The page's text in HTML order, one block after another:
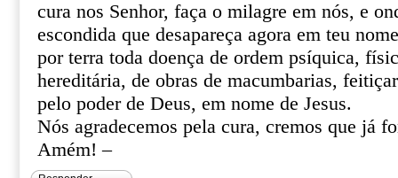
cura nos Senhor, faça o milagre em nós, e
escondida que desapareça agora em teu
por terra toda doença de ordem psíquica,
hereditária, de obras de macumbarias,
pelo poder de Deus, em nome de Jesus.
Nós agradecemos pela cura, cremos que já
Amém! –